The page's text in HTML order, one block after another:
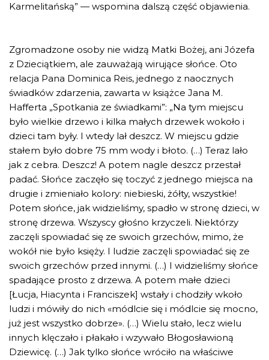
Karmelitańską” — wspomina dalszą część objawienia.
Zgromadzone osoby nie widzą Matki Bożej, ani Józefa
z Dzieciątkiem, ale zauważają wirujące słońce. Oto
relacja Pana Dominica Reis, jednego z naocznych
świadków zdarzenia, zawarta w książce Jana M.
Hafferta „Spotkania ze świadkami”: „Na tym miejscu
było wielkie drzewo i kilka małych drzewek wokoło i
dzieci tam były. I wtedy lał deszcz. W miejscu gdzie
stałem było dobre 75 mm wody i błoto. (…) Teraz lało
jak z cebra. Deszcz! A potem nagle deszcz przestał
padać. Słońce zaczęło się toczyć z jednego miejsca na
drugie i zmieniało kolory: niebieski, żółty, wszystkie!
Potem słońce, jak widzieliśmy, spadło w stronę dzieci, w
stronę drzewa. Wszyscy głośno krzyczeli. Niektórzy
zaczęli spowiadać się ze swoich grzechów, mimo, że
wokół nie było księży. I ludzie zaczęli spowiadać się ze
swoich grzechów przed innymi. (…) I widzieliśmy słońce
spadające prosto z drzewa. A potem małe dzieci
[Łucja, Hiacynta i Franciszek] wstały i chodziły wkoło
ludzi i mówiły do nich «módlcie się i módlcie się mocno,
już jest wszystko dobrze». (…) Wielu stało, lecz wielu
innych klęczało i płakało i wzywało Błogosławioną
Dziewicę. (…) Jak tylko słońce wróciło na właściwe